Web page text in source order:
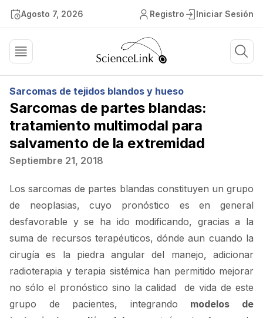
Agosto 7, 2026 Registro Iniciar Sesión
Sarcomas de tejidos blandos y hueso
Sarcomas de partes blandas:
tratamiento multimodal para
salvamento de la extremidad
Septiembre 21, 2018
Los sarcomas de partes blandas constituyen un grupo
de neoplasias, cuyo pronóstico es en general
desfavorable y se ha ido modificando, gracias a la
suma de recursos terapéuticos, dónde aun cuando la
cirugía es la piedra angular del manejo, adicionar
radioterapia y terapia sistémica han permitido mejorar
no sólo el pronóstico sino la calidad de vida de este
grupo de pacientes, integrando modelos de